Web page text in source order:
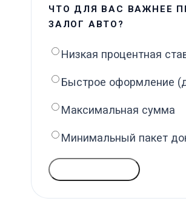
ЧТО ДЛЯ ВАС ВАЖНЕЕ
ЗАЛОГ АВТО?
Низкая процентная
Быстрое оформление
Максимальная сумма
Минимальный пакет